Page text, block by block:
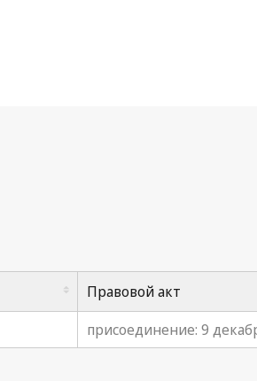
Правовой акт
присоединение: 9